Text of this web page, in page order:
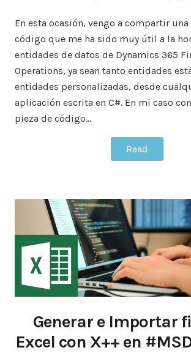
En esta ocasión, vengo a compartir
código que me ha sido muy útil a la
entidades de datos de Dynamics 365
Operations, ya sean tanto entidades
entidades personalizadas, desde
aplicación escrita en C#. En mi caso
pieza de código…
Read
Generar e Importar
Excel con X++ en